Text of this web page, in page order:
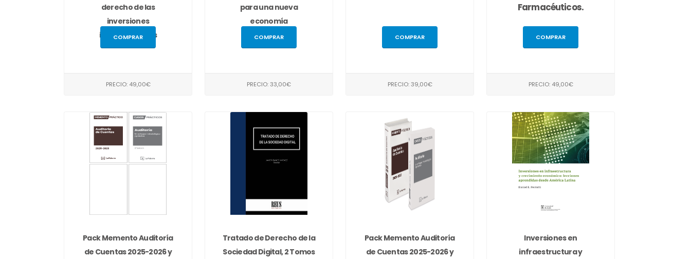
derecho de las
inversiones
internacionales
COMPRAR
PRECIO: 49,00€
para una nueva
economía
COMPRAR
PRECIO: 33,00€
COMPRAR
PRECIO: 39,00€
Farmacéuticos.
COMPRAR
PRECIO: 49,00€
Pack Memento Auditoría
de Cuentas 2025-2026 y
Tratado de Derecho de la
Sociedad Digital, 2 Tomos
Pack Memento Auditoría
de Cuentas 2025-2026 y
Inversiones en
infraestructura y